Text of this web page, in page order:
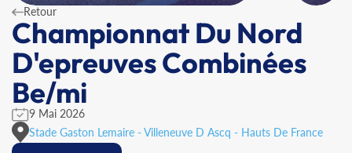
Retour
Championnat Du Nord
D'epreuves Combinées
Be/mi
9 Mai 2026
Stade Gaston Lemaire - Villeneuve D Ascq - Hauts De France